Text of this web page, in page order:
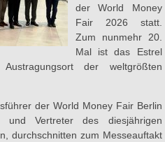
der World Money
Fair 2026 statt.
Zum nunmehr 20.
Mal ist das Estrel
der weltgrößten
der World Money Fair Berlin
und Vertreter des diesjährigen
durchschnitten zum Messeauftakt